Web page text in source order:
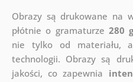
Obrazy są drukowane na
płótnie o gramaturze 280
nie tylko od materiału,
technologii. Obrazy są
jakości, co zapewnia